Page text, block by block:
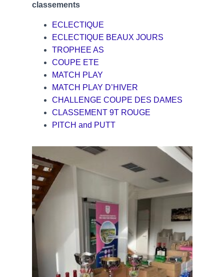
classements
ECLECTIQUE
ECLECTIQUE BEAUX JOURS
TROPHEE AS
COUPE ETE
MATCH PLAY
MATCH PLAY D’HIVER
CHALLENGE COUPE DES DAMES
CLASSEMENT 9T ROUGE
PITCH and PUTT